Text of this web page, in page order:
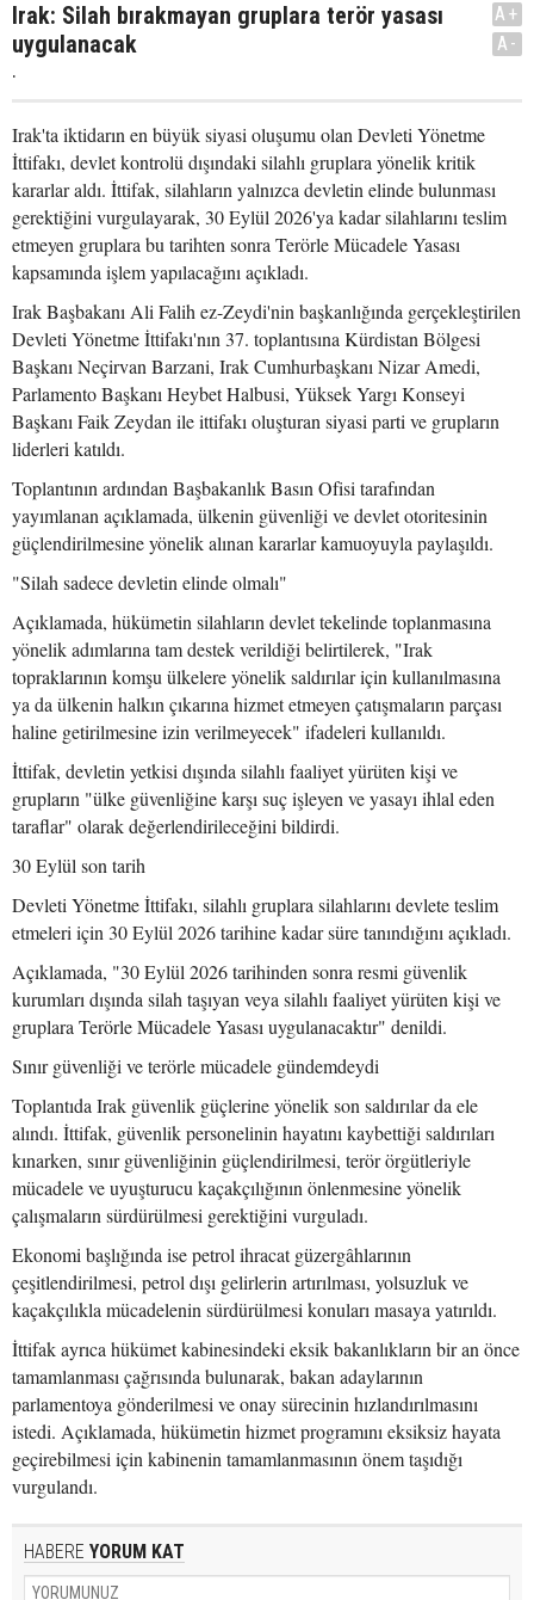
Irak: Silah bırakmayan gruplara terör yasası
uygulanacak
.
A+
A-
Irak'ta iktidarın en büyük siyasi oluşumu olan Devleti Yönetme
İttifakı, devlet kontrolü dışındaki silahlı gruplara yönelik kritik
kararlar aldı. İttifak, silahların yalnızca devletin elinde bulunması
gerektiğini vurgulayarak, 30 Eylül 2026'ya kadar silahlarını teslim
etmeyen gruplara bu tarihten sonra Terörle Mücadele Yasası
kapsamında işlem yapılacağını açıkladı.
Irak Başbakanı Ali Falih ez-Zeydi'nin başkanlığında gerçekleştirilen
Devleti Yönetme İttifakı'nın 37. toplantısına Kürdistan Bölgesi
Başkanı Neçirvan Barzani, Irak Cumhurbaşkanı Nizar Amedi,
Parlamento Başkanı Heybet Halbusi, Yüksek Yargı Konseyi
Başkanı Faik Zeydan ile ittifakı oluşturan siyasi parti ve grupların
liderleri katıldı.
Toplantının ardından Başbakanlık Basın Ofisi tarafından
yayımlanan açıklamada, ülkenin güvenliği ve devlet otoritesinin
güçlendirilmesine yönelik alınan kararlar kamuoyuyla paylaşıldı.
"Silah sadece devletin elinde olmalı"
Açıklamada, hükümetin silahların devlet tekelinde toplanmasına
yönelik adımlarına tam destek verildiği belirtilerek, "Irak
topraklarının komşu ülkelere yönelik saldırılar için kullanılmasına
ya da ülkenin halkın çıkarına hizmet etmeyen çatışmaların parçası
haline getirilmesine izin verilmeyecek" ifadeleri kullanıldı.
İttifak, devletin yetkisi dışında silahlı faaliyet yürüten kişi ve
grupların "ülke güvenliğine karşı suç işleyen ve yasayı ihlal eden
taraflar" olarak değerlendirileceğini bildirdi.
30 Eylül son tarih
Devleti Yönetme İttifakı, silahlı gruplara silahlarını devlete teslim
etmeleri için 30 Eylül 2026 tarihine kadar süre tanındığını açıkladı.
Açıklamada, "30 Eylül 2026 tarihinden sonra resmi güvenlik
kurumları dışında silah taşıyan veya silahlı faaliyet yürüten kişi ve
gruplara Terörle Mücadele Yasası uygulanacaktır" denildi.
Sınır güvenliği ve terörle mücadele gündemdeydi
Toplantıda Irak güvenlik güçlerine yönelik son saldırılar da ele
alındı. İttifak, güvenlik personelinin hayatını kaybettiği saldırıları
kınarken, sınır güvenliğinin güçlendirilmesi, terör örgütleriyle
mücadele ve uyuşturucu kaçakçılığının önlenmesine yönelik
çalışmaların sürdürülmesi gerektiğini vurguladı.
Ekonomi başlığında ise petrol ihracat güzergâhlarının
çeşitlendirilmesi, petrol dışı gelirlerin artırılması, yolsuzluk ve
kaçakçılıkla mücadelenin sürdürülmesi konuları masaya yatırıldı.
İttifak ayrıca hükümet kabinesindeki eksik bakanlıkların bir an önce
tamamlanması çağrısında bulunarak, bakan adaylarının
parlamentoya gönderilmesi ve onay sürecinin hızlandırılmasını
istedi. Açıklamada, hükümetin hizmet programını eksiksiz hayata
geçirebilmesi için kabinenin tamamlanmasının önem taşıdığı
vurgulandı.
HABERE YORUM KAT